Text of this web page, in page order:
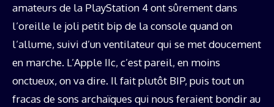
amateurs de la PlayStation 4 ont sûrement dans
l’oreille le joli petit bip de la console quand on
l’allume, suivi d’un ventilateur qui se met doucement
en marche. L’Apple IIc, c’est pareil, en moins
onctueux, on va dire. Il fait plutôt BIP, puis tout un
fracas de sons archaïques qui nous feraient bondir au